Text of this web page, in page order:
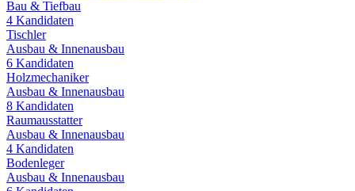
Bau & Tiefbau
4 Kandidaten
Tischler
Ausbau & Innenausbau
6 Kandidaten
Holzmechaniker
Ausbau & Innenausbau
8 Kandidaten
Raumausstatter
Ausbau & Innenausbau
4 Kandidaten
Bodenleger
Ausbau & Innenausbau